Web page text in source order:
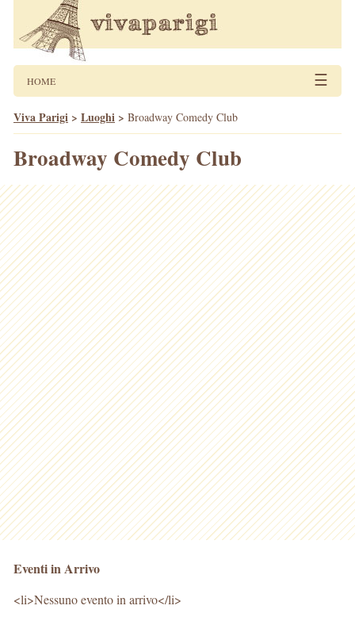
HOME ☰
Viva Parigi > Luoghi > Broadway Comedy Club
Broadway Comedy Club
Eventi in Arrivo
<li>Nessuno evento in arrivo</li>